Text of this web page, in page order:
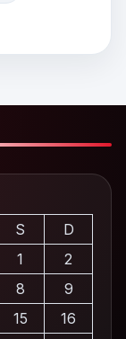
S
D
1
2
8
9
15
16